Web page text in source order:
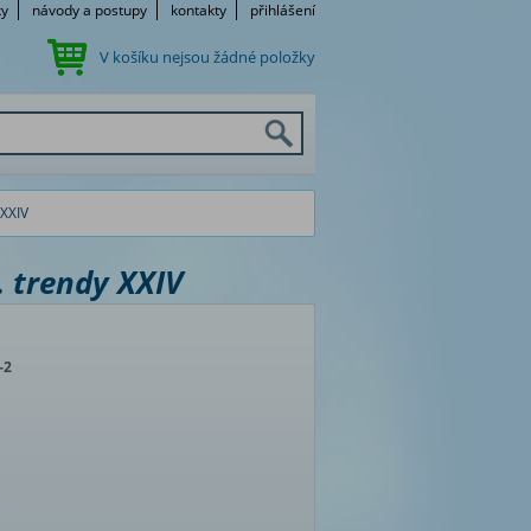
návody a postupy kontakty přihlášení
V košíku nejsou žádné položky
XXIV
2